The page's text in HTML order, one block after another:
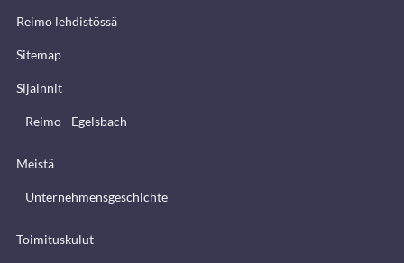
Reimo lehdistössä
Sitemap
Sijainnit
Reimo - Egelsbach
Meistä
Unternehmensgeschichte
Toimituskulut